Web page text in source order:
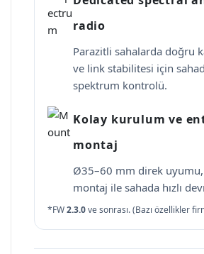
radio
Parazitli sahalarda doğru
ve link stabilitesi için
spektrum kontrolü.
Kolay kurulum ve
montaj
Ø35–60 mm direk
montaj ile sahada hızlı
*FW2.3.0ve sonrası. (Bazı özellikler